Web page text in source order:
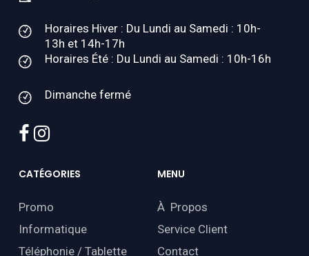
Horaires Hiver : Du Lundi au Samedi : 10h-
13h et 14h-17h
Horaires Été : Du Lundi au Samedi : 10h-16h
Dimanche fermé
facebook
instagram
CATÉGORIES
Promo
Informatique
Téléphonie / Tablette
MENU
À Propos
Service Client
Contact